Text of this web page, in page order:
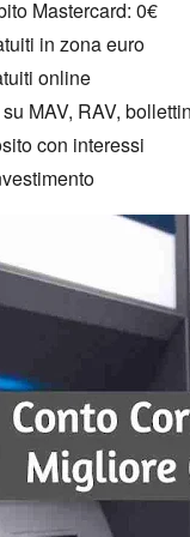
Mastercard: 0€
in zona euro
online
MAV, RAV,
con interessi